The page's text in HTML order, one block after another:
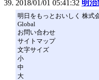
2018/01/01 05:41:32 明治
明日をもっとおいしく 株式
Global
お問い合わせ
サイトマップ
文字サイズ
小
中
大